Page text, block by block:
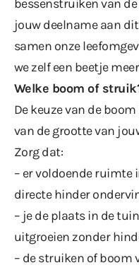
bessenstruiken van
jouw deelname aan
samen onze
we zelf een beetje
Welke boom of
De keuze van de
van de grootte van
Zorg dat:
– er voldoende ruimte
directe hinder
– je de plaats in de
uitgroeien zonder
– de struiken of boom